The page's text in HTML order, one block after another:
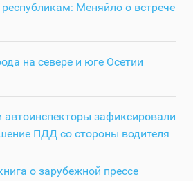
Меняйло о встрече
на севере и юге Осетии
зафиксировали
ПДД со стороны водителя
о зарубежной прессе